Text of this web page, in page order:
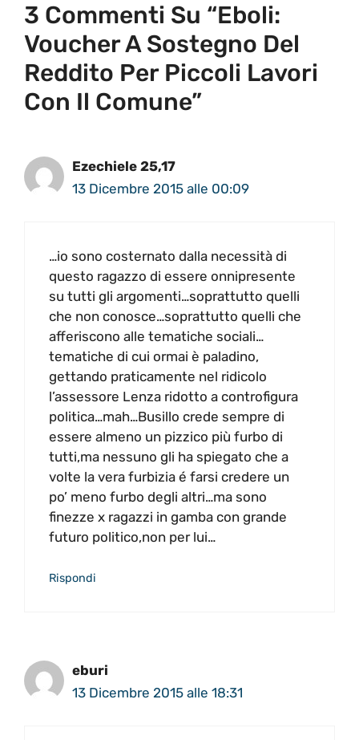
3 Commenti Su “Eboli:
Voucher A Sostegno Del
Reddito Per Piccoli Lavori
Con Il Comune”
Ezechiele 25,17
13 Dicembre 2015 alle 00:09
…io sono costernato dalla necessità di
questo ragazzo di essere onnipresente
su tutti gli argomenti…soprattutto quelli
che non conosce…soprattutto quelli che
afferiscono alle tematiche sociali…
tematiche di cui ormai è paladino,
gettando praticamente nel ridicolo
l’assessore Lenza ridotto a controfigura
politica…mah…Busillo crede sempre di
essere almeno un pizzico più furbo di
tutti,ma nessuno gli ha spiegato che a
volte la vera furbizia é farsi credere un
po’ meno furbo degli altri…ma sono
finezze x ragazzi in gamba con grande
futuro politico,non per lui…
Rispondi
eburi
13 Dicembre 2015 alle 18:31